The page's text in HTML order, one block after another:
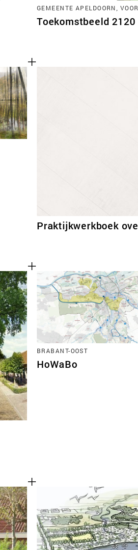
GEMEENTE APELDOORN,
Toekomstbeeld
Praktijkwerkboek
BRABANT-OOST
HoWaBo